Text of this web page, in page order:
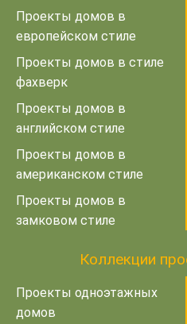
Проекты домов в
европейском стиле
Проекты домов в стиле
фахверк
Проекты домов в
английском стиле
Проекты домов в
американском стиле
Проекты домов в
замковом стиле
Коллекции
Проекты одноэтажных
домов